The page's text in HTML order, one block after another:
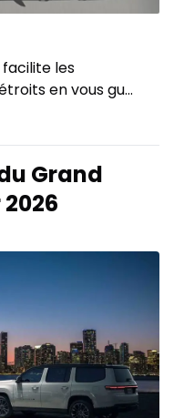
les
en vous gu...
Grand